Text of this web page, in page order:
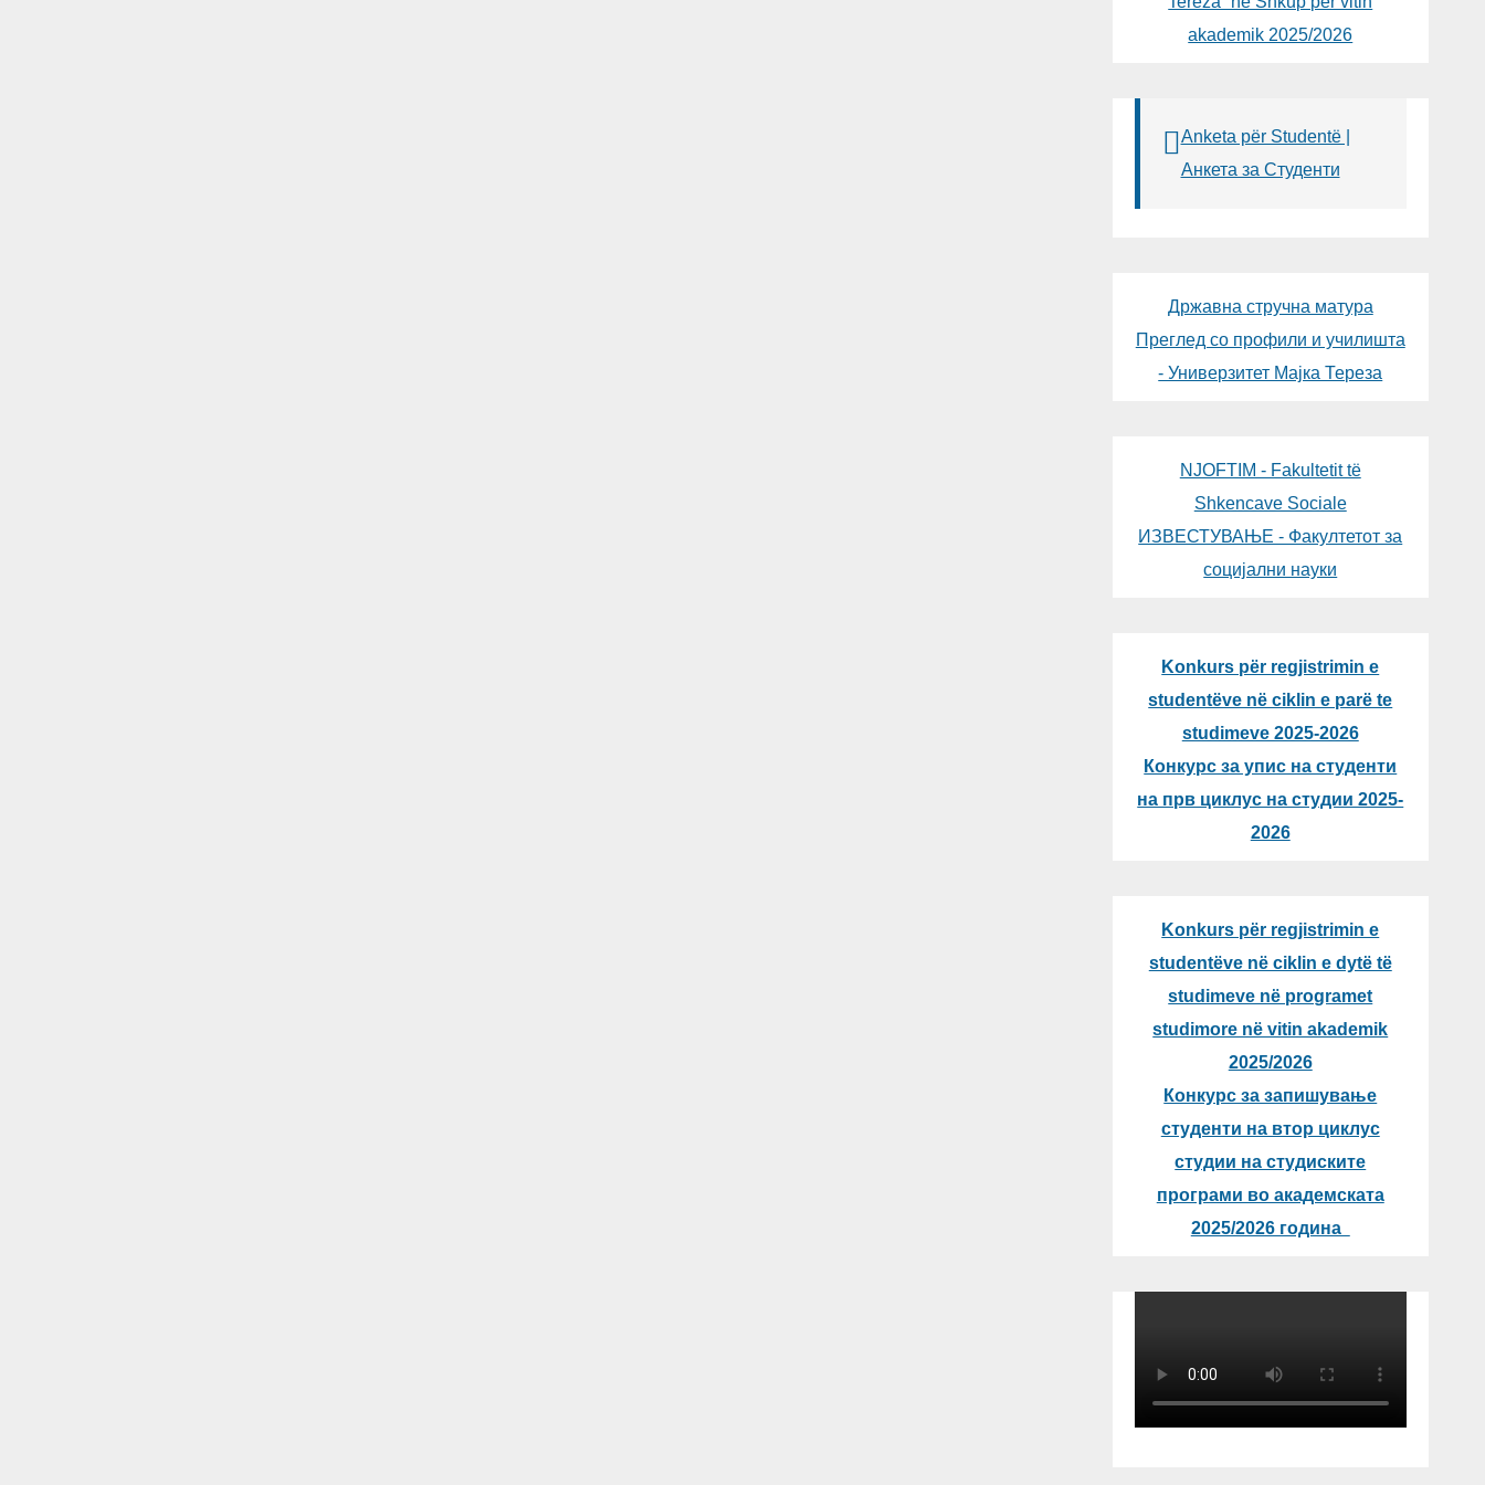
akademik 2025/2026
Anketa për Studentë |
Анкета за Студенти
Државна стручна матура
Преглед со профили и училишта
- Универзитет Мајка Тереза
NJOFTIM - Fakultetit të
Shkencave Sociale
ИЗВЕСТУВАЊЕ - Факултетот за
социјални науки
Konkurs për regjistrimin e
studentëve në ciklin e parë te
studimeve 2025-2026
Конкурс за упис на студенти
на прв циклус на студии 2025-
2026
Konkurs për regjistrimin e
studentëve në ciklin e dytë të
studimeve në programet
studimore në vitin akademik
2025/2026
Конкурс за запишување
студенти на втор циклус
студии на студиските
програми во академската
2025/2026 година